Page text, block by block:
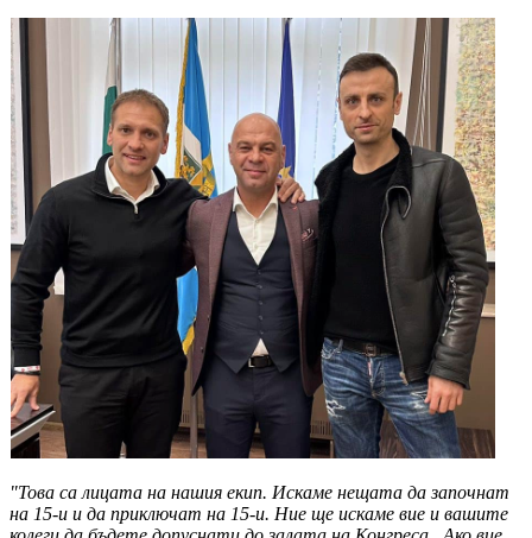
"Това са лицата на нашия екип. Искаме нещата да започнат
на 15-и и да приключат на 15-и. Ние ще искаме вие и вашите